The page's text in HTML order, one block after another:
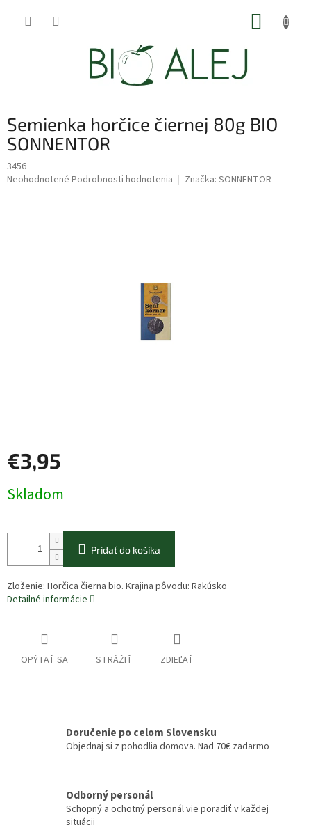
Semienka horčice čiernej 80g BIO
SONNENTOR
3456
Priemerné
Neohodnotené Podrobnosti hodnotenia Značka: SONNENTOR
€3,95
cena:
Skladom
Pridať do košíka
Zloženie: Horčica čierna bio. Krajina pôvodu: Rakúsko
Detailné informácie
OPÝTAŤ SA STRÁŽIŤ ZDIEĽAŤ
Doručenie po celom Slovensku
Objednaj si z pohodlia domova. Nad 70€ zadarmo
Odborný personál
Schopný a ochotný personál vie poradiť v každej
situácii